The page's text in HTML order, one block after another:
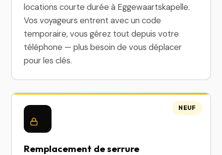
locations courte durée à Eggewaartskapelle.
Vos voyageurs entrent avec un code
temporaire, vous gérez tout depuis votre
téléphone — plus besoin de vous déplacer
pour les clés.
Remplacement de serrure
NEUF